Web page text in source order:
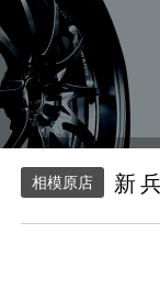
相模原店 新